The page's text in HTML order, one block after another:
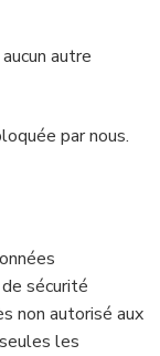
autre
par nous.
sécurité
non autorisé aux
les